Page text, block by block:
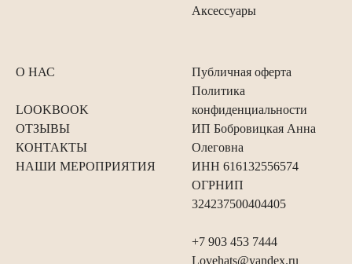
Аксессуары
О НАС
LOOKBOOK
ОТЗЫВЫ
КОНТАКТЫ
НАШИ МЕРОПРИЯТИЯ
Публичная оферта
Политика
конфиденциальности
ИП Бобровицкая Анна
Олеговна
ИНН 616132556574
ОГРНИП
324237500404405
+7 903 453 7444
Lovehats@yandex.ru